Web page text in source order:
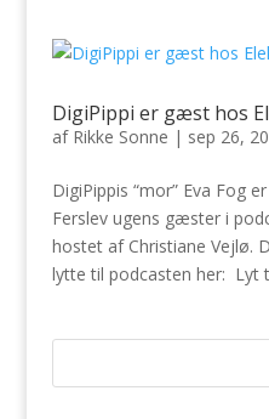
DigiPippi er gæst hos
af Rikke Sonne | sep 26,
DigiPippis “mor” Eva Fog
Ferslev ugens gæster i
hostet af Christiane Vejlø.
lytte til podcasten her: Lyt